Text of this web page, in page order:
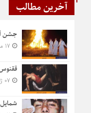
آخرین مطالب
جشن